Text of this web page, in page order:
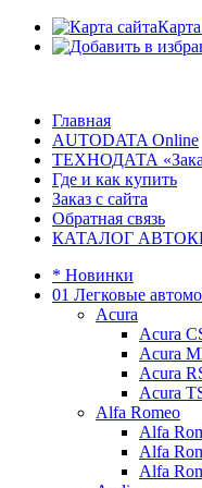
Главная
AUTODATA Online
ТЕХНОДАТА
Где и как купить
Заказ с сайта
Обратная связь
КАТАЛОГ АВТОКНИГ
* Новинки
01 Легковые
Acura
Acura
Acura
Acura
Acura
Alfa Romeo
Alfa
Alfa
Alfa